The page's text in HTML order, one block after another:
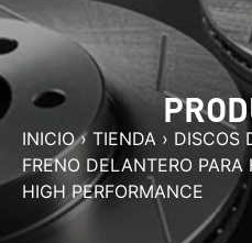
INICIO› TIENDA › DISCOS
FRENO DELANTERO
HIGH PERFORMANCE